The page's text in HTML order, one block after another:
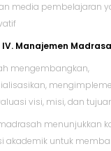
media pembelajaran
IV. Manajemen
mengembangkan,
visi, misi, dan
menunjukkan
akademik untuk